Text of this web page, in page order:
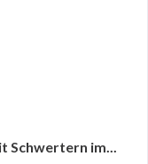
Schwertern im...